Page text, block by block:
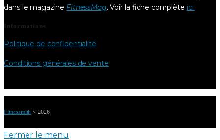
dans le magazine FitnessMag. Voir la fiche complète ici.
Informations
Politique de confidentialité
Conditions générales de vente
Fitnessmith ⚡️ 2026
Fermer le menu